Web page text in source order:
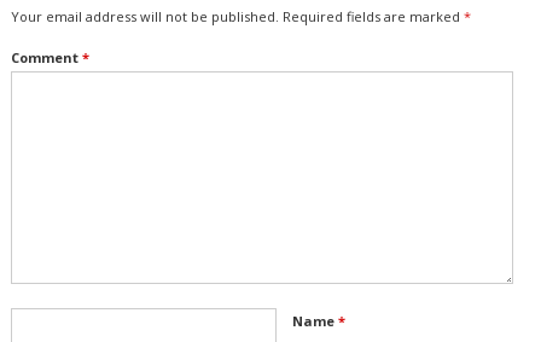
Your email address will not be published. Required fields are marked *
Comment *
Name *